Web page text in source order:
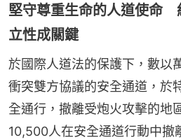
堅守尊重生命的人道使命
立性成關鍵
於國際人道法的保護下，數以
衝突雙方協議的安全通道，於
全通行，撤離受炮火攻擊的地
10,500人在安全通道行動中撤